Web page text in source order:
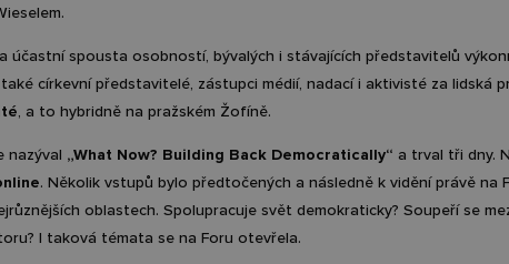
účastní spousta osobností, bývalých i stávajících představitelů
církevní představitelé, zástupci médií, nadací i aktivisté za lidská
, a to hybridně na pražském Žofíně.
nazýval „What Now? Building Back Democratically“ a trval tři dny.
. Několik vstupů bylo předtočených a následně k vidění právě na
oblastech. Spolupracuje svět demokraticky? Soupeří se
I taková témata se na Foru otevřela.